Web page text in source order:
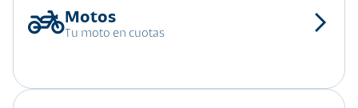
Tu moto en cuotas